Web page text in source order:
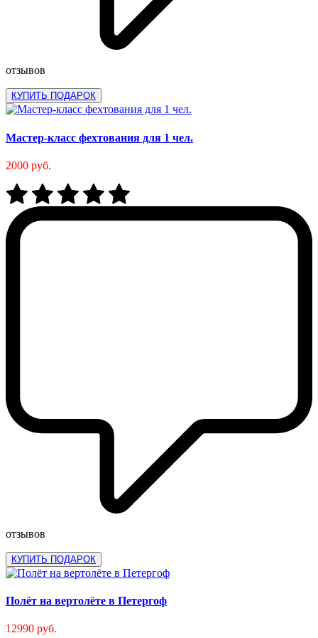
отзывов
КУПИТЬ ПОДАРОК
Мастер-класс фехтования для 1 чел.
2000 руб.
отзывов
КУПИТЬ ПОДАРОК
Полёт на вертолёте в Петергоф
12990 руб.